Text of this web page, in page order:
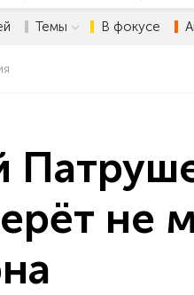
Темы В фокусе
не